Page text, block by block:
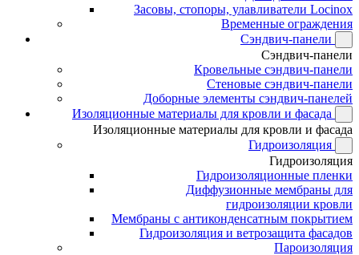
Засовы, стопоры, улавливатели Locinox
Временные ограждения
Сэндвич-панели
Сэндвич-панели
Кровельные сэндвич-панели
Стеновые сэндвич-панели
Доборные элементы сэндвич-панелей
Изоляционные материалы для кровли и фасада
Изоляционные материалы для кровли и фасада
Гидроизоляция
Гидроизоляция
Гидроизоляционные пленки
Диффузионные мембраны для
гидроизоляции кровли
Мембраны с антиконденсатным покрытием
Гидроизоляция и ветрозащита фасадов
Пароизоляция